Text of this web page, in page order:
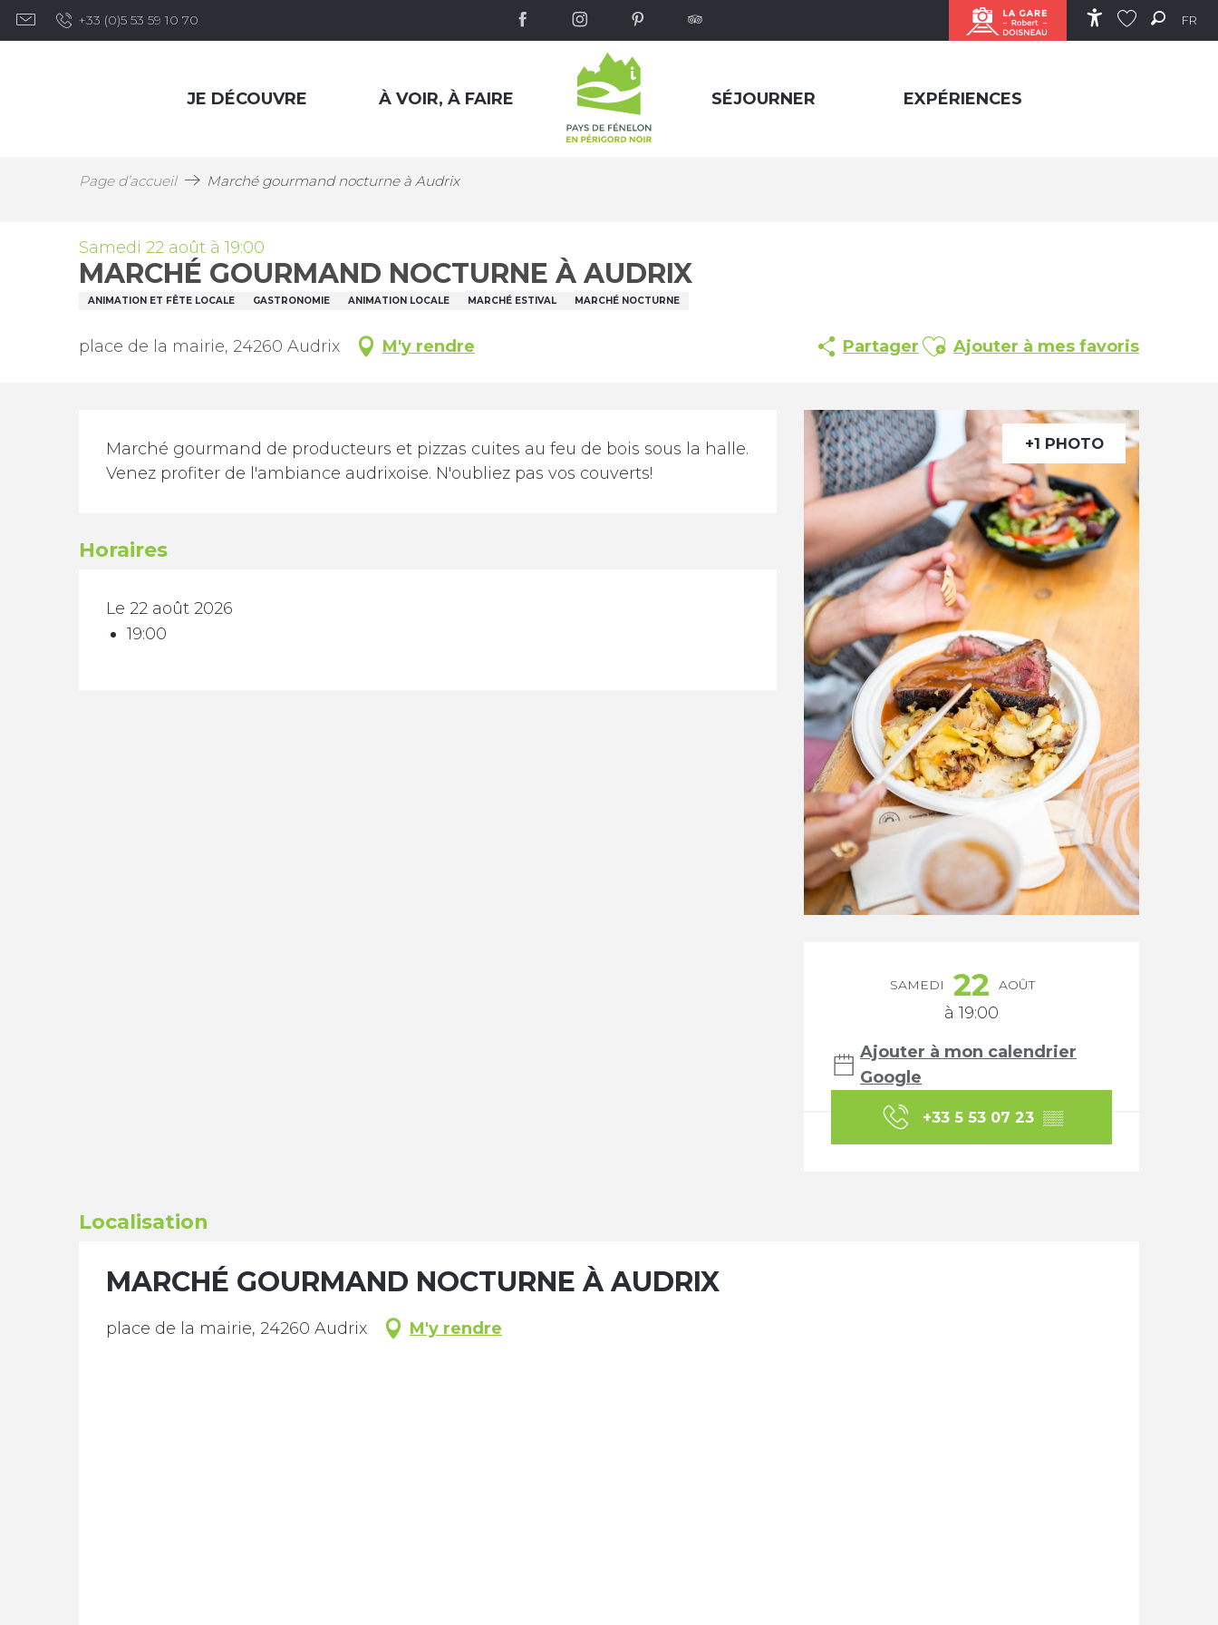
Aller
au
Accessibilité
FR
+33 (0)5 53 59 10 70
JE DÉCOUVRE À VOIR, À FAIRE SÉJOURNER EXPÉRIENCES
Page d’accueil Marché gourmand nocturne à Audrix
Samedi 22 août à 19:00
MARCHÉ GOURMAND NOCTURNE À AUDRIX
ANIMATION ET FÊTE LOCALE GASTRONOMIE ANIMATION LOCALE MARCHÉ ESTIVAL MARCHÉ NOCTURNE
place de la mairie, 24260 Audrix M'y rendre Partager Ajouter aux favoris
Ajouter à mes favoris
+1 PHOTO
Ouverture et
SAMEDI 22 AOÛT
à 19:00
Ajouter à mon calendrier
Google
+33 5 53 07 23 ▒▒
Description
Marché gourmand de producteurs et pizzas cuites au feu de bois sous la halle.
Venez profiter de l'ambiance audrixoise. N'oubliez pas vos couverts!
Horaires
Le 22 août 2026
19:00
Localisation
MARCHÉ GOURMAND NOCTURNE À AUDRIX
place de la mairie, 24260 Audrix M'y rendre